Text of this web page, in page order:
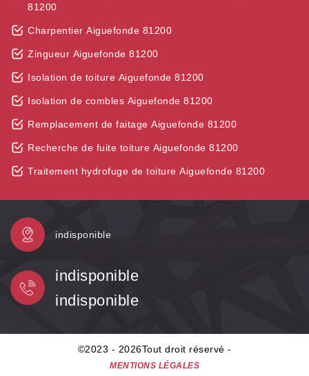
81200
Charpentier Aiguefonde 81200
Zingueur Aiguefonde 81200
Isolation de toiture Aiguefonde 81200
Isolation de combles Aiguefonde 81200
Remplacement de faitage Aiguefonde 81200
Recherche de fuite toiture Aiguefonde 81200
Traitement hydrofuge de toiture Aiguefonde 81200
indisponible
indisponible
indisponible
©2023 - 2026Tout droit réservé -
MENTIONS LÉGALES